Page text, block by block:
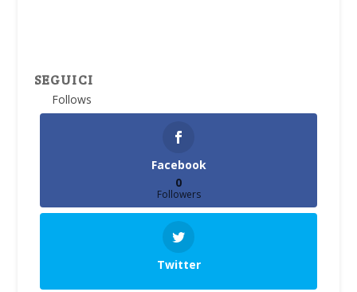
SEGUICI
Follows
Facebook
0
Followers
Twitter